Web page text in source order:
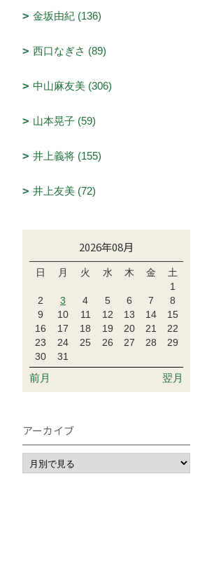
金坂由紀 (136)
西口なぎさ (89)
中山麻友美 (306)
山本晃子 (59)
井上義将 (155)
井上友美 (72)
2026年08月
日 月 火 水 木 金
土
1
2
3 4 5 6 7
8
9
10 11 12 13 14
15
16
17 18 19 20 21
22
23
24 25 26 27 28
29
30
31
前月 翌月
アーカイブ